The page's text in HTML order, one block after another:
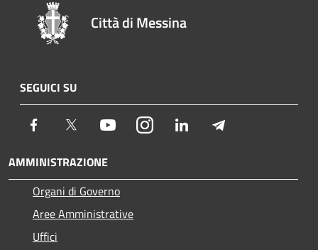
Città di Messina
SEGUICI SU
Facebook Twitter YoutubeInstagram LinkedIn
AMMINISTRAZIONE
Organi di Governo
Aree Amministrative
Uffici